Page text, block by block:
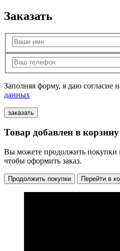
Заказать
Заполняя форму, я даю согласие
данных
Товар добавлен в корзину
Вы можете продолжить покупки
чтобы оформить заказ.
Продолжить покупки Перейти в